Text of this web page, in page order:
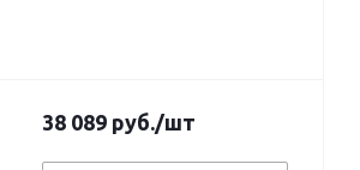
38 089 руб./шт